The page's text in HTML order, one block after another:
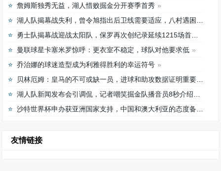
詹姆斯独秀无益，湖人惜败掘金分开赛季首秀
湖人队揭幕战失利，曾令旭指出后卫线需要适应，八村遇困难
勇士队揭幕战迎战太阳队，保罗再次创纪录延续1215场首发之路
曼联球星卡塞米罗惊呼：更衣室不稳定，球队对他要求低
乔治娜的球迷造型成为利雅得胜利的幸运符号
贝林厄姆：皇马的不可或缺一员，进球和助攻数据证明重要性
湖人队新闻发布会引调侃，记者嘲笑掘金队播音员8秒介绍首发阵容速度
沙特世界杯申办获亚洲国家支持，中国和澳大利亚的态度备受关注
友情链接